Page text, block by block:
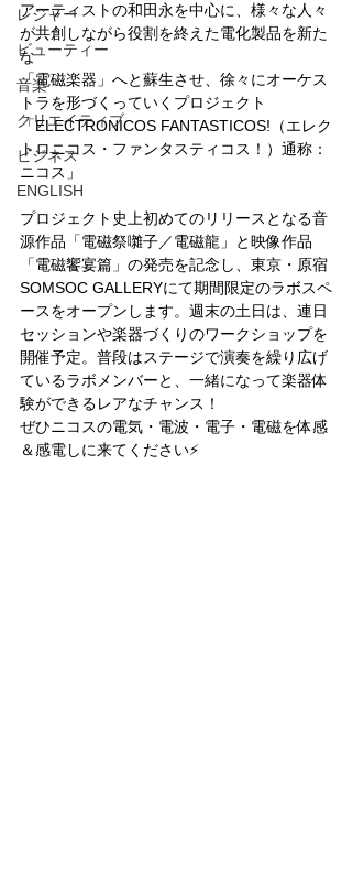
レジャー
ビューティー
音楽
クリエイティブ
ビジネス
ENGLISH
アーティストの和田永を中心に、様々な人々
が共創しながら役割を終えた電化製品を新た
な
「電磁楽器」へと蘇生させ、徐々にオーケス
トラを形づくっていくプロジェクト
「ELECTRONICOS FANTASTICOS!（エレク
トロニコス・ファンタスティコス！）通称：
ニコス」
プロジェクト史上初めてのリリースとなる音
源作品「電磁祭囃子／電磁龍」と映像作品
「電磁饗宴篇」の発売を記念し、東京・原宿
SOMSOC GALLERYにて期間限定のラボスペ
ースをオープンします。週末の土日は、連日
セッションや楽器づくりのワークショップを
開催予定。普段はステージで演奏を繰り広げ
ているラボメンバーと、一緒になって楽器体
験ができるレアなチャンス！
ぜひニコスの電気・電波・電子・電磁を体感
＆感電しに来てください⚡️